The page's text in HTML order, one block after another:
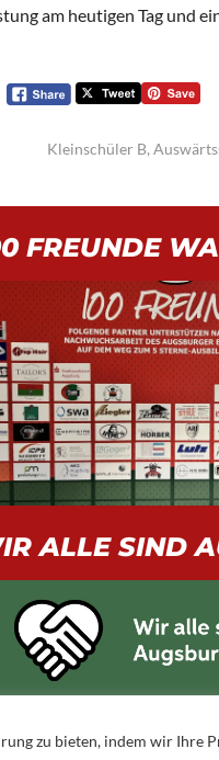
zu bieten, indem wir Ihre
am heutigen Tag und
Kleinschüler B,
FREUNDE
ALLE SIND